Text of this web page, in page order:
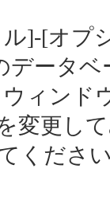
]-[オプ
データベ
ィンド
変更し
くださ